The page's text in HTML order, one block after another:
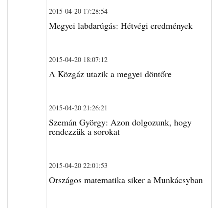
2015-04-20 17:28:54
Megyei labdarúgás: Hétvégi eredmények
2015-04-20 18:07:12
A Közgáz utazik a megyei döntőre
2015-04-20 21:26:21
Szemán György: Azon dolgozunk, hogy
rendezzük a sorokat
2015-04-20 22:01:53
Országos matematika siker a Munkácsyban